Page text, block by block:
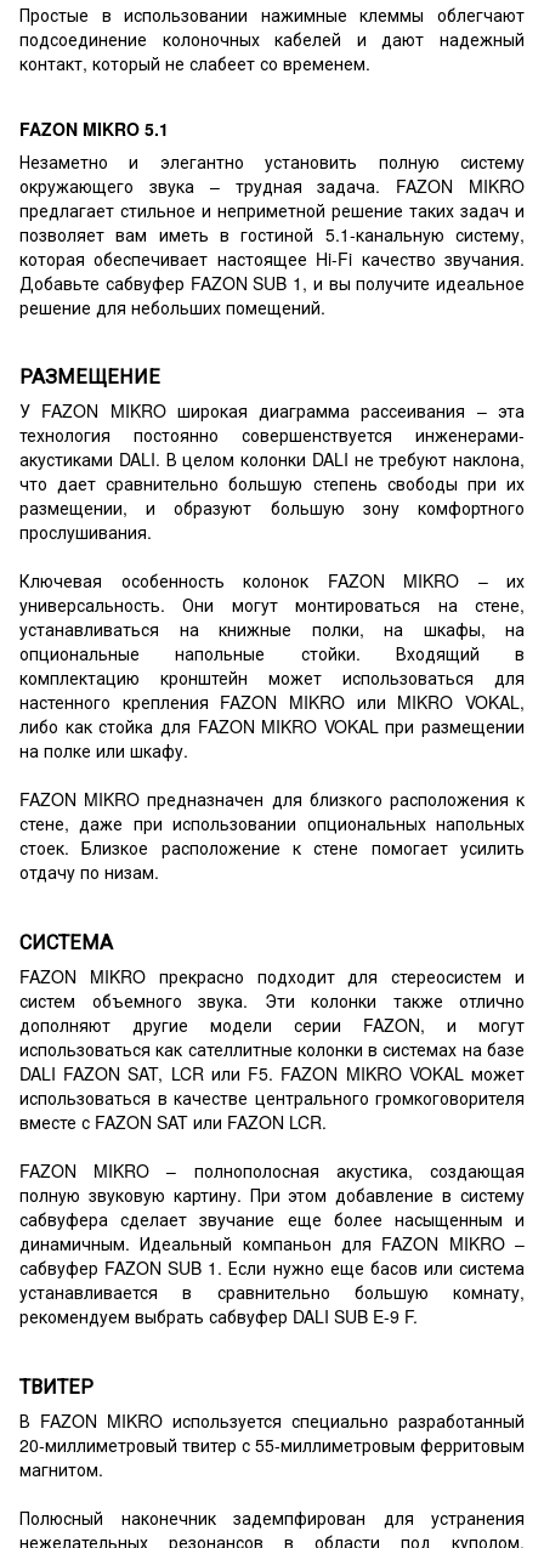
Простые в использовании нажимные клеммы облегчают
подсоединение колоночных кабелей и дают надежный
контакт, который не слабеет со временем.
FAZON MIKRO 5.1
Незаметно и элегантно установить полную систему
окружающего звука – трудная задача. FAZON MIKRO
предлагает стильное и неприметной решение таких задач и
позволяет вам иметь в гостиной 5.1-канальную систему,
которая обеспечивает настоящее Hi-Fi качество звучания.
Добавьте сабвуфер FAZON SUB 1, и вы получите идеальное
решение для небольших помещений.
РАЗМЕЩЕНИЕ
У FAZON MIKRO широкая диаграмма рассеивания – эта
технология постоянно совершенствуется инженерами-
акустиками DALI. В целом колонки DALI не требуют наклона,
что дает сравнительно большую степень свободы при их
размещении, и образуют большую зону комфортного
прослушивания.
Ключевая особенность колонок FAZON MIKRO – их
универсальность. Они могут монтироваться на стене,
устанавливаться на книжные полки, на шкафы, на
опциональные напольные стойки. Входящий в
комплектацию кронштейн может использоваться для
настенного крепления FAZON MIKRO или MIKRO VOKAL,
либо как стойка для FAZON MIKRO VOKAL при размещении
на полке или шкафу.
FAZON MIKRO предназначен для близкого расположения к
стене, даже при использовании опциональных напольных
стоек. Близкое расположение к стене помогает усилить
отдачу по низам.
СИСТЕМА
FAZON MIKRO прекрасно подходит для стереосистем и
систем объемного звука. Эти колонки также отлично
дополняют другие модели серии FAZON, и могут
использоваться как сателлитные колонки в системах на базе
DALI FAZON SAT, LCR или F5. FAZON MIKRO VOKAL может
использоваться в качестве центрального громкоговорителя
вместе с FAZON SAT или FAZON LCR.
FAZON MIKRO – полнополосная акустика, создающая
полную звуковую картину. При этом добавление в систему
сабвуфера сделает звучание еще более насыщенным и
динамичным. Идеальный компаньон для FAZON MIKRO –
сабвуфер FAZON SUB 1. Если нужно еще басов или система
устанавливается в сравнительно большую комнату,
рекомендуем выбрать сабвуфер DALI SUB E-9 F.
ТВИТЕР
В FAZON MIKRO используется специально разработанный
20-миллиметровый твитер с 55-миллиметровым ферритовым
магнитом.
Полюсный наконечник задемпфирован для устранения
нежелательных резонансов в области под куполом.